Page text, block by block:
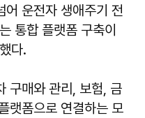
어 운전자 생애주기 전
통합 플랫폼 구축이
다.
구매와 관리, 보험, 금
랫폼으로 연결하는 모